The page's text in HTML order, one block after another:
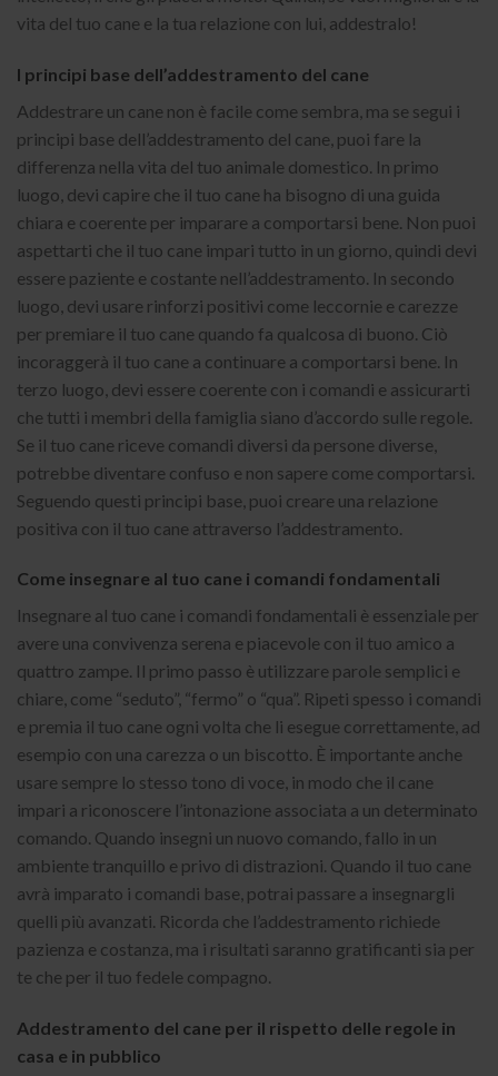
vita del tuo cane e la tua relazione con lui, addestralo!
I principi base dell’addestramento del cane
Addestrare un cane non è facile come sembra, ma se segui i
principi base dell’addestramento del cane, puoi fare la
differenza nella vita del tuo animale domestico. In primo
luogo, devi capire che il tuo cane ha bisogno di una guida
chiara e coerente per imparare a comportarsi bene. Non puoi
aspettarti che il tuo cane impari tutto in un giorno, quindi devi
essere paziente e costante nell’addestramento. In secondo
luogo, devi usare rinforzi positivi come leccornie e carezze
per premiare il tuo cane quando fa qualcosa di buono. Ciò
incoraggerà il tuo cane a continuare a comportarsi bene. In
terzo luogo, devi essere coerente con i comandi e assicurarti
che tutti i membri della famiglia siano d’accordo sulle regole.
Se il tuo cane riceve comandi diversi da persone diverse,
potrebbe diventare confuso e non sapere come comportarsi.
Seguendo questi principi base, puoi creare una relazione
positiva con il tuo cane attraverso l’addestramento.
Come insegnare al tuo cane i comandi fondamentali
Insegnare al tuo cane i comandi fondamentali è essenziale per
avere una convivenza serena e piacevole con il tuo amico a
quattro zampe. Il primo passo è utilizzare parole semplici e
chiare, come “seduto”, “fermo” o “qua”. Ripeti spesso i comandi
e premia il tuo cane ogni volta che li esegue correttamente, ad
esempio con una carezza o un biscotto. È importante anche
usare sempre lo stesso tono di voce, in modo che il cane
impari a riconoscere l’intonazione associata a un determinato
comando. Quando insegni un nuovo comando, fallo in un
ambiente tranquillo e privo di distrazioni. Quando il tuo cane
avrà imparato i comandi base, potrai passare a insegnargli
quelli più avanzati. Ricorda che l’addestramento richiede
pazienza e costanza, ma i risultati saranno gratificanti sia per
te che per il tuo fedele compagno.
Addestramento del cane per il rispetto delle regole in
casa e in pubblico